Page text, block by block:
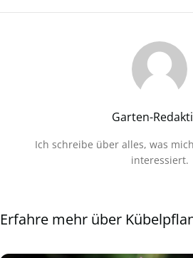
Garten-
Ich schreibe über alles, was
interessiert.
Erfahre mehr über